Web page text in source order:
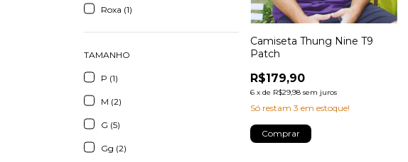
Roxa (1)
TAMANHO
P (1)
M (2)
G (5)
Gg (2)
Camiseta Thung Nine T9
Patch
R$179,90
6 xde R$29,98 sem juros
Só restam3 em estoque!
Comprar